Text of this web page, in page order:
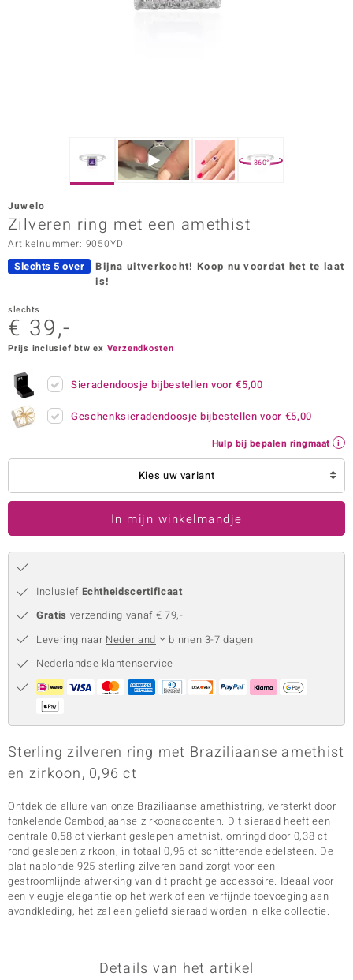
Vogue
in Italy
Paraíso
Collection
360°
Juwelo
Zilveren ring met een amethist
Artikelnummer: 9050YD
Slechts 5 over Bijna uitverkocht! Koop nu voordat het te laat
is!
slechts
€ 39,-
Prijs inclusief btw ex Verzendkosten
Sieradendoosje bijbestellen voor€5,00
Geschenksieradendoosje bijbestellen voor €5,00
Hulp bij bepalen ringmaat
Kies uw variant
In mijn winkelmandje
Inclusief Echtheidscertificaat
Gratis verzending vanaf € 79,-
Levering naar Nederland
binnen 3-7 dagen
Nederlandse klantenservice
Sterling zilveren ring met Braziliaanse amethist
en zirkoon, 0,96 ct
Ontdek de allure van onze Braziliaanse amethistring, versterkt door
fonkelende Cambodjaanse zirkoonaccenten. Dit sieraad heeft een
centrale 0,58 ct vierkant geslepen amethist, omringd door 0,38 ct
rond geslepen zirkoon, in totaal 0,96 ct schitterende edelsteen. De
platinablonde 925 sterling zilveren band zorgt voor een
gestroomlijnde afwerking van dit prachtige accessoire. Ideaal voor
een vleugje elegantie op het werk of een verfijnde toevoeging aan
avondkleding, het zal een geliefd sieraad worden in elke collectie.
Details van het artikel